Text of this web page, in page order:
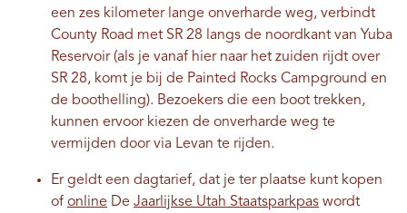
een zes kilometer lange onverharde weg, verbindt
County Road met SR 28 langs de noordkant van Yuba
Reservoir (als je vanaf hier naar het zuiden rijdt over
SR 28, komt je bij de Painted Rocks Campground en
de boothelling). Bezoekers die een boot trekken,
kunnen ervoor kiezen de onverharde weg te
vermijden door via Levan te rijden.
Er geldt een dagtarief, dat je ter plaatse kunt kopen
of online De Jaarlijkse Utah Staatsparkpas wordt